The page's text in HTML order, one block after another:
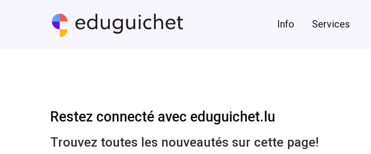
Info Services
Restez connecté avec eduguichet.lu
Trouvez toutes les nouveautés sur cette page!